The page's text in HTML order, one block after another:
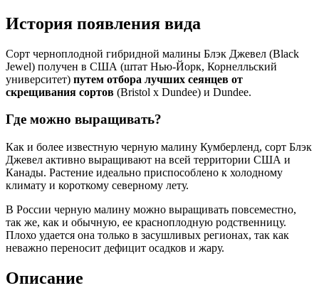
История появления вида
Сорт черноплодной гибридной малины Блэк Джевел (Black
Jewel) получен в США (штат Нью-Йорк, Корнелльский
университет) путем отбора лучших сеянцев от
скрещивания сортов (Bristol x Dundee) и Dundee.
Где можно выращивать?
Как и более известную черную малину Кумберленд, сорт Блэк
Джевел активно выращивают на всей территории США и
Канады. Растение идеально приспособлено к холодному
климату и короткому северному лету.
В России черную малину можно выращивать повсеместно,
так же, как и обычную, ее красноплодную родственницу.
Плохо удается она только в засушливых регионах, так как
неважно переносит дефицит осадков и жару.
Описание